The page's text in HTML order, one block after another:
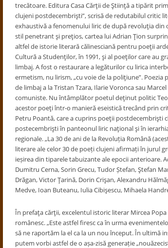
trecătoare. Editura Casa Cărţii de Ştiinţă a tipărit
clujeni postdecembrişti”, scrisă de redutabilul critic
exhaustivă a fenomenului liric de după revoluţia din
stil penetrant şi preţios, cartea lui Adrian Ţion
altfel de istorie literară călinesciană pentru poeţii
Cultură a Studenţilor, în 1991, şi al poeţilor care au
limbaj. A fost o restaurare a legăturilor cu lirica
ermetism, nu lirism, „cu voie de la poliţiune”.
de limbaj a la Tristan Tzara, Ilarie Voronca sau
comuniste. Nu întâmplător poetul deţinut politic
acestor poeţi într-o manieră eseistică trecând prin
Petru Poantă, care a cuprins poeţii postdecembrişti
postecembrişti în panteonul liric naţional şi în
regionale. „La 30 de ani de la Revoluția Română
literare ale celor 30 de poeți clujeni afirmați în jurul
ieșirea din tiparele tabuizante ale epocii anterioare.
Dumitru Cerna, Sorin Grecu, Tudor Ștefan, Ştefan
Drăgan, Victor Ţarină, Dorin Crişan, Alexandru
Medve, Ioan Buteanu, Iulia Cibişescu, Mihaela
În prefaţa cărţii, excelentul istoric literar Mircea
românesc. „Este astfel firesc ca în urma
să ne raportăm la el ca la un nou început. În ultimă
putem vorbi astfel de o așa-zisă generație